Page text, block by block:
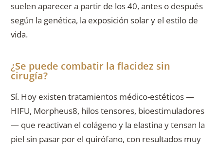
suelen aparecer a partir de los 40, antes o después
según la genética, la exposición solar y el estilo de
vida.
¿Se puede combatir la flacidez sin
cirugía?
Sí. Hoy existen tratamientos médico-estéticos —
HIFU, Morpheus8, hilos tensores, bioestimuladores
— que reactivan el colágeno y la elastina y tensan la
piel sin pasar por el quirófano, con resultados muy